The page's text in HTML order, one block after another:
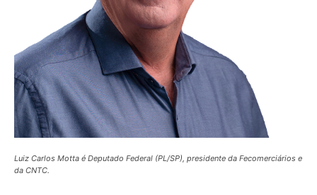
Luiz Carlos Motta é Deputado Federal (PL/SP), presidente da Fecomerciários e
da CNTC.